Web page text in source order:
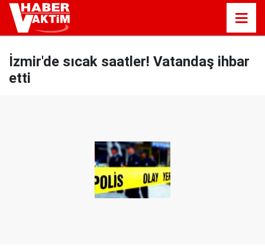
İzmir'de sıcak saatler! Vatandaş ihbar
etti